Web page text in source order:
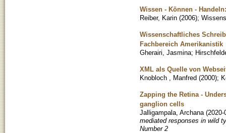
Wissen - Können -
Reiber, Karin (2006);
Wissenschaftliches
Fachbereich Amerikanistik
Gherairi, Jasmina;
XML als Quelle von
Knobloch , Manfred (2000);
Zapping the Retina -
ganglion cells
Jalligampala, Archana (2020-
mediated responses in wild
Number 2